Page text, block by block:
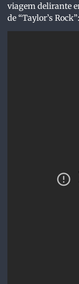
viagem delirante
de “Taylor’s Rock”: